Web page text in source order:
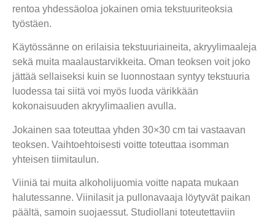
rentoa yhdessäoloa jokainen omia tekstuuriteoksia
työstäen.
Käytössänne on erilaisia tekstuuriaineita, akryylimaaleja
sekä muita maalaustarvikkeita. Oman teoksen voit joko
jättää sellaiseksi kuin se luonnostaan syntyy tekstuuria
luodessa tai siitä voi myös luoda värikkään
kokonaisuuden akryylimaalien avulla.
Jokainen saa toteuttaa yhden 30×30 cm tai vastaavan
teoksen. Vaihtoehtoisesti voitte toteuttaa isomman
yhteisen tiimitaulun.
Viiniä tai muita alkoholijuomia voitte napata mukaan
halutessanne. Viinilasit ja pullonavaaja löytyvät paikan
päältä, samoin suojaessut. Studiollani toteutettaviin